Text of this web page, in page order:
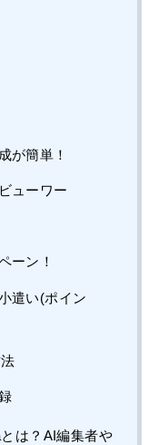
が簡単！
ューワー
ーン！
遣い(ポイン
は？AI編集者や